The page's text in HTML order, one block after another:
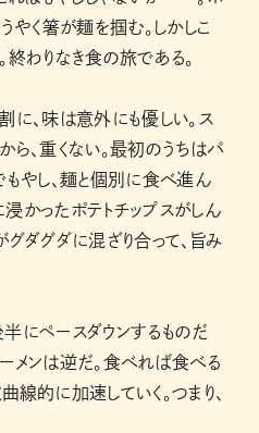
やく箸が麺を掴む。しかしこ
終わりなき食の旅である。
に、味は意外にも優しい。ス
ら、重くない。最初のうちはパ
もやし、麺と個別に食べ進ん
かったポテトチップスがしん
グダグダに混ざり合って、旨み
にペースダウンするものだ
メンは逆だ。食べれば食べる
線的に加速していく。つまり、